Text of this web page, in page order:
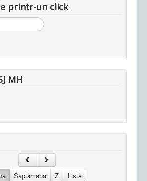
printr-un click
MH
Saptamana Zi Lista